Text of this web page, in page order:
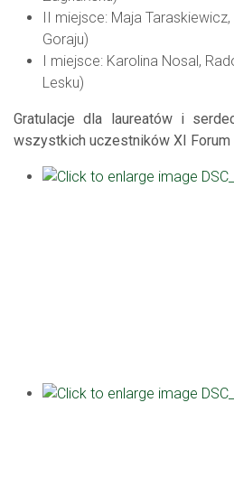
II miejsce: Maja
Goraju)
I miejsce: Karolina Nosal,
Lesku)
Gratulacje dla laureatów i
wszystkich uczestników XI Forum